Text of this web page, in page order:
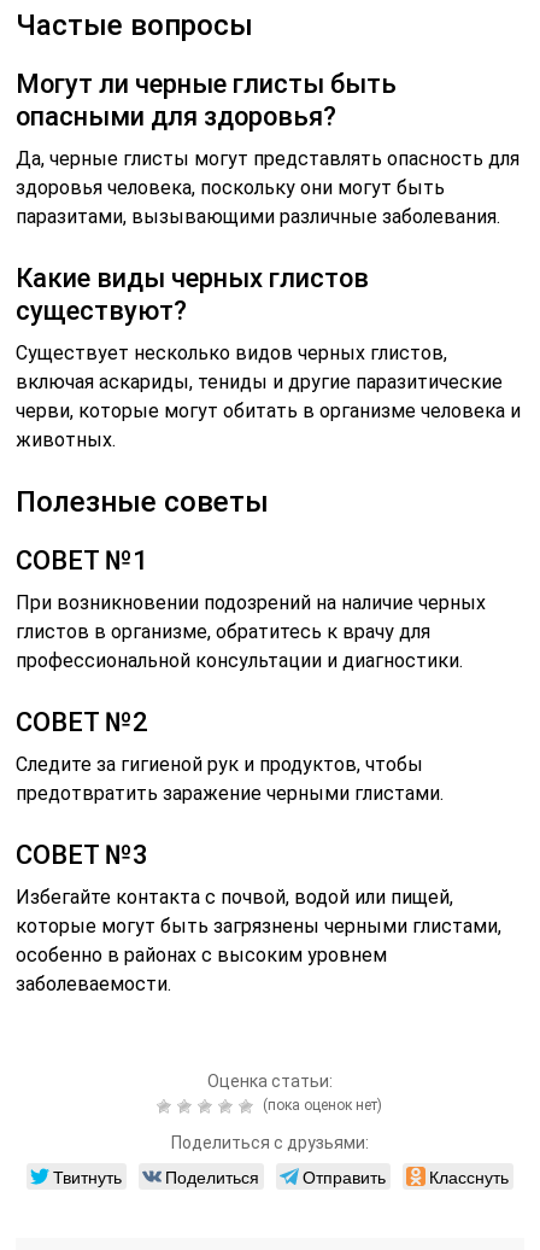
Частые вопросы
Могут ли черные глисты быть
опасными для здоровья?
Да, черные глисты могут представлять опасность для
здоровья человека, поскольку они могут быть
паразитами, вызывающими различные заболевания.
Какие виды черных глистов
существуют?
Существует несколько видов черных глистов,
включая аскариды, тениды и другие паразитические
черви, которые могут обитать в организме человека и
животных.
Полезные советы
СОВЕТ №1
При возникновении подозрений на наличие черных
глистов в организме, обратитесь к врачу для
профессиональной консультации и диагностики.
СОВЕТ №2
Следите за гигиеной рук и продуктов, чтобы
предотвратить заражение черными глистами.
СОВЕТ №3
Избегайте контакта с почвой, водой или пищей,
которые могут быть загрязнены черными глистами,
особенно в районах с высоким уровнем
заболеваемости.
Оценка статьи:
(пока оценок нет)
Поделиться с друзьями:
Твитнуть Поделиться Отправить Класснуть